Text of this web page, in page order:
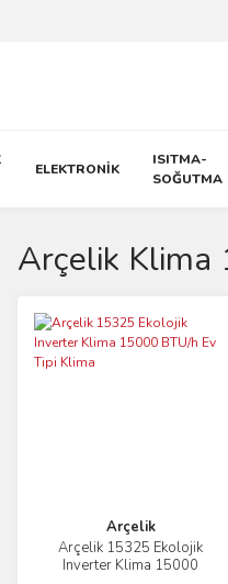
ELEKTRONİK
ISITMA-
SOĞUTMA
Arçelik Klima
Arçelik
Arçelik 15325 Ekolojik
Inverter Klima 15000
İncele